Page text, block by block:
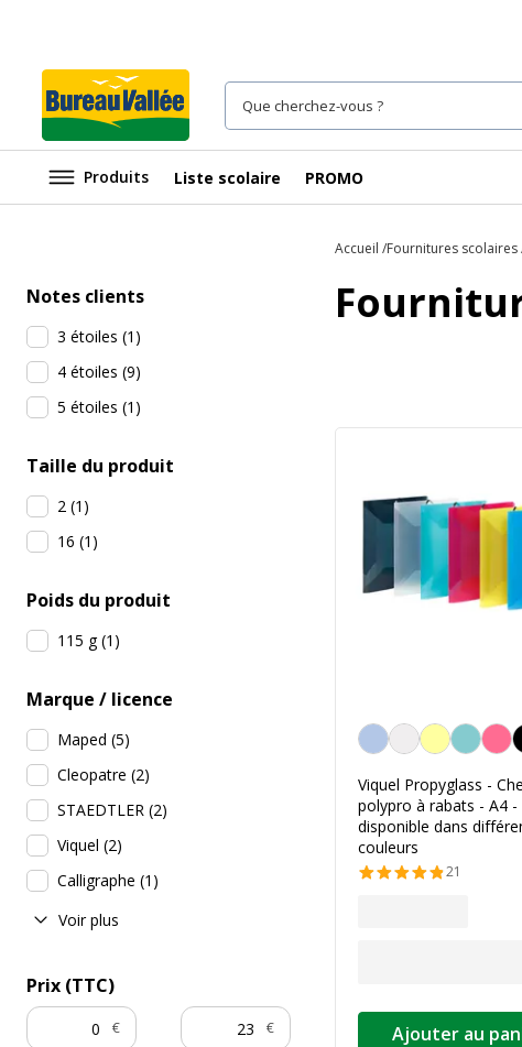
Produits Liste scolaire PROMO
Notes clients
3 étoiles (1 )
4 étoiles (9)
5 étoiles (1 )
Taille du produit
2 (1 )
16 (1 )
Poids du produit
115 g(1 )
Marque / licence
Maped (5)
Cleopatre (2)
STAEDTLER (2)
Viquel (2)
Calligraphe (1 )
Voir plus
Prix (TTC)
€ €
Accueil Fournitures scolaires
Personnalisation de la
Viquel Propyglass -
polypro à rabats - A4 -
disponible dans
couleurs
21
Ajouter au